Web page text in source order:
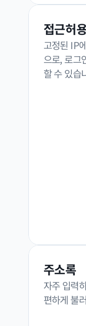
접근허
고정된 IP
으로, 로그
할 수 있습
주소록
자주 입력
편하게 불